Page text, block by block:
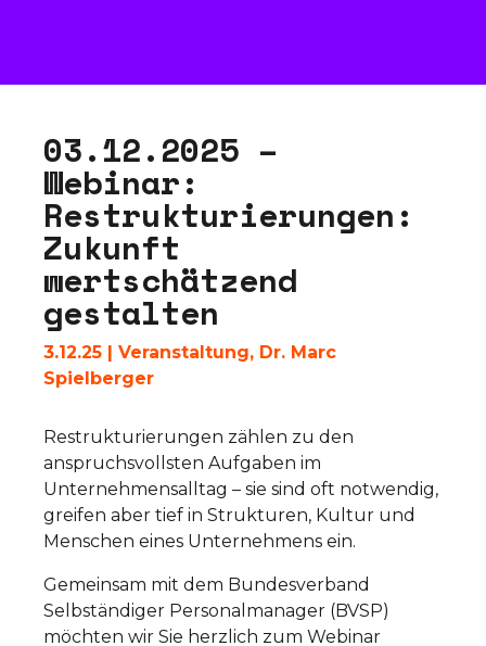
03.12.2025 –
Webinar:
Restrukturierungen:
Zukunft
wertschätzend
gestalten
3.12.25 | Veranstaltung, Dr. Marc
Spielberger
Restrukturierungen zählen zu den
anspruchsvollsten Aufgaben im
Unternehmensalltag – sie sind oft notwendig,
greifen aber tief in Strukturen, Kultur und
Menschen eines Unternehmens ein.
Gemeinsam mit dem Bundesverband
Selbständiger Personalmanager (BVSP)
möchten wir Sie herzlich zum Webinar